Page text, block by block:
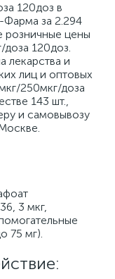
120доз в
Фарма за 2.294
розничные цены
доза 120доз.
лекарства и
лиц и оптовых
250мкг/доза
143 шт.,
и самовывозу
3 мкг,
75 мг).